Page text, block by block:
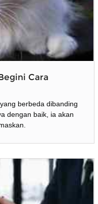
Cara
berbeda dibanding
dengan baik, ia akan